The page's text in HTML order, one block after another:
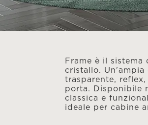
Frame è il
cristallo.
trasparente,
porta. Disponibile
classica e
ideale per cabine